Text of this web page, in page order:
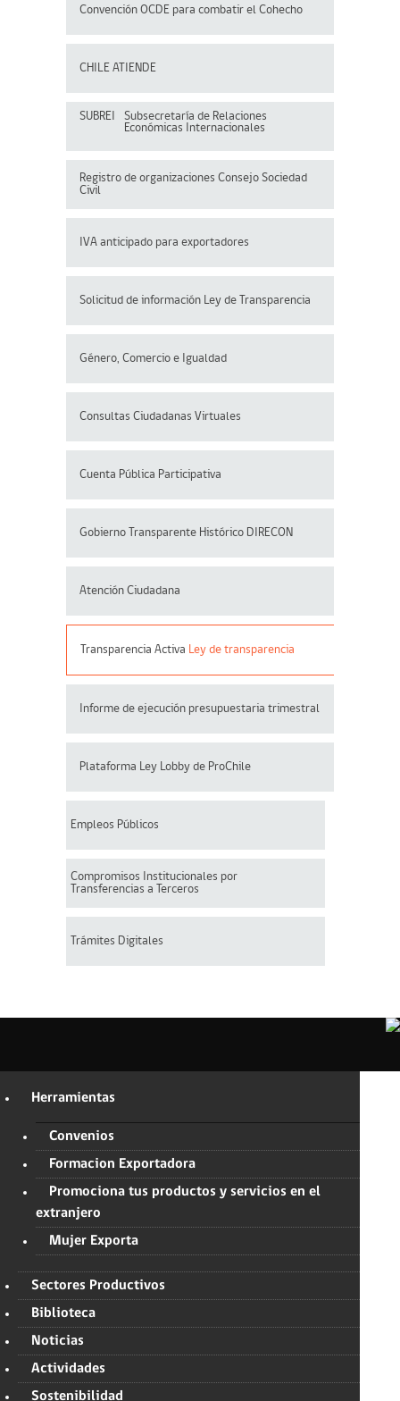
Convención OCDE para combatir el Cohecho
CHILE ATIENDE
SUBREI
Subsecretaría de Relaciones
Económicas Internacionales
Registro de organizaciones Consejo Sociedad
Civil
IVA anticipado para exportadores
Solicitud de información Ley de Transparencia
Género, Comercio e Igualdad
Consultas Ciudadanas Virtuales
Cuenta Pública Participativa
Gobierno Transparente Histórico DIRECON
Atención Ciudadana
Transparencia Activa Ley de transparencia
Informe de ejecución presupuestaria trimestral
Plataforma Ley Lobby de ProChile
Empleos Públicos
Compromisos Institucionales por
Transferencias a Terceros
Trámites Digitales
Herramientas
Convenios
Formacion Exportadora
Promociona tus productos y servicios en el
extranjero
Mujer Exporta
Sectores Productivos
Biblioteca
Noticias
Actividades
Sostenibilidad